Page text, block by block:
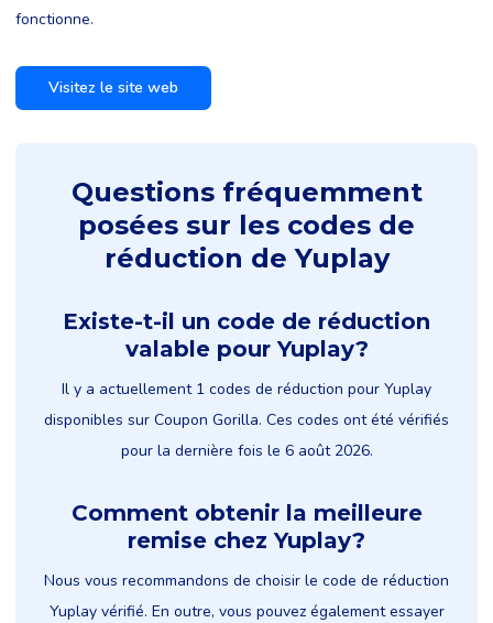
fonctionne.
Visitez le site web
Questions fréquemment
posées sur les codes de
réduction de Yuplay
Existe-t-il un code de réduction
valable pour Yuplay?
Il y a actuellement 1 codes de réduction pour Yuplay
disponibles sur Coupon Gorilla. Ces codes ont été vérifiés
pour la dernière fois le 6 août 2026.
Comment obtenir la meilleure
remise chez Yuplay?
Nous vous recommandons de choisir le code de réduction
Yuplay vérifié. En outre, vous pouvez également essayer